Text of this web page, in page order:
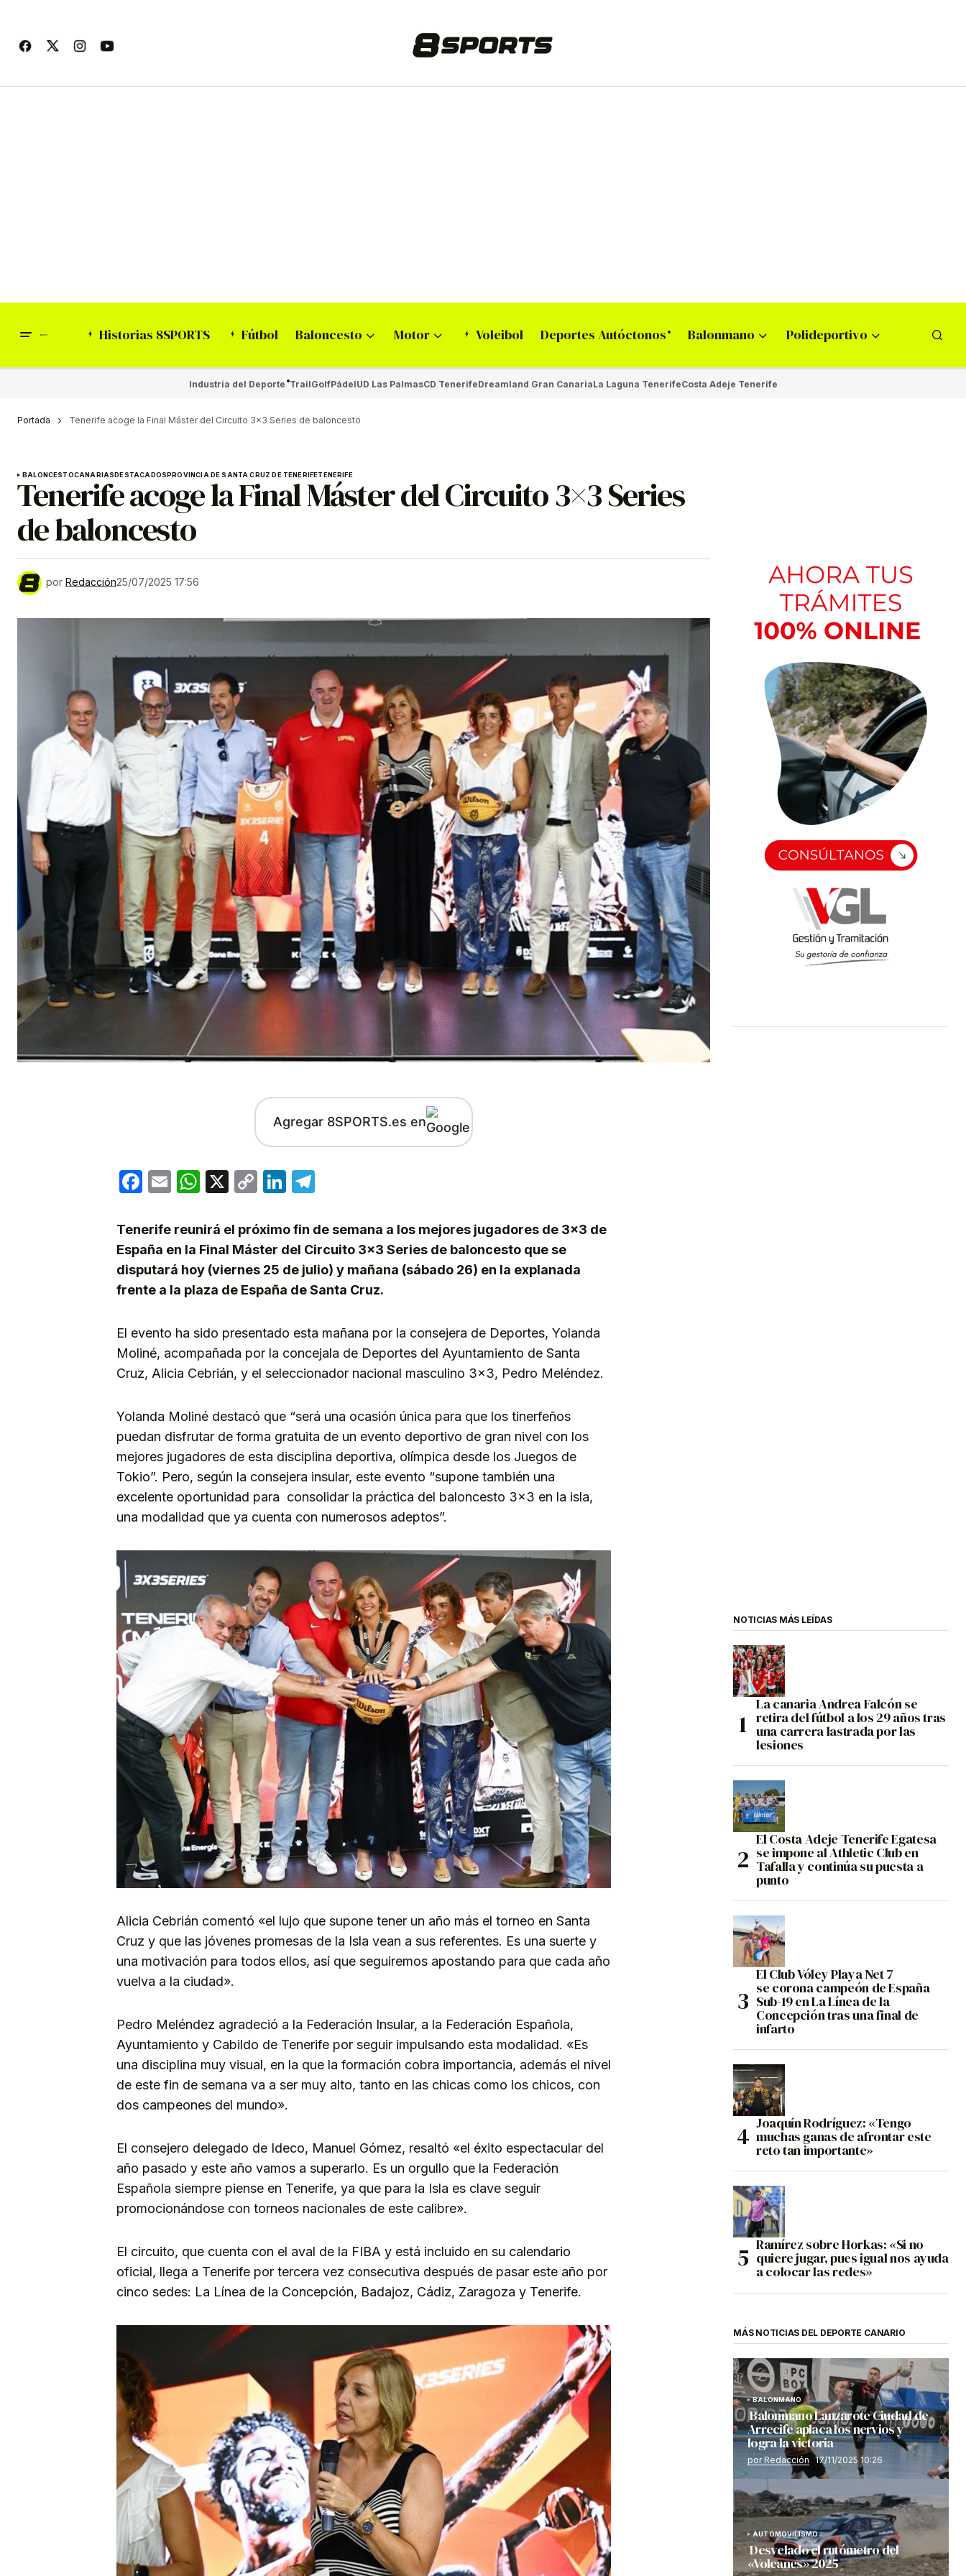
Historias 8SPORTS Fútbol Baloncesto Motor Voleibol Deportes Autóctonos Balonmano Polideportivo
Industria del Deporte TrailGolfPádelUD Las PalmasCD TenerifeDreamland Gran CanariaLa Laguna TenerifeCosta Adeje Tenerife
Portada Tenerife acoge la Final Máster del Circuito 3×3 Series de baloncesto
BALONCESTOCANARIASDESTACADOSPROVINCIA DE SANTA CRUZ DE TENERIFETENERIFE
Tenerife acoge la Final Máster del Circuito 3×3 Series
de baloncesto
por Redacción25/07/2025 17:56
Agregar 8SPORTS.es en
Facebook
EmailWhatsApp
X
CopyLinkedIn
Tenerife reunirá el próximo fin de semana a los mejores jugadores de 3×3 de
España en la Final Máster del Circuito 3×3 Series de baloncesto que se
disputará hoy (viernes 25 de julio) y mañana (sábado 26) en la explanada
frente a la plaza de España de Santa Cruz.
El evento ha sido presentado esta mañana por la consejera de Deportes, Yolanda
Moliné, acompañada por la concejala de Deportes del Ayuntamiento de Santa
Cruz, Alicia Cebrián, y el seleccionador nacional masculino 3×3, Pedro Meléndez.
Yolanda Moliné destacó que “será una ocasión única para que los tinerfeños
puedan disfrutar de forma gratuita de un evento deportivo de gran nivel con los
mejores jugadores de esta disciplina deportiva, olímpica desde los Juegos de
Tokio”. Pero, según la consejera insular, este evento “supone también una
excelente oportunidad para consolidar la práctica del baloncesto 3×3 en la isla,
una modalidad que ya cuenta con numerosos adeptos”.
Alicia Cebrián comentó «el lujo que supone tener un año más el torneo en Santa
Cruz y que las jóvenes promesas de la Isla vean a sus referentes. Es una suerte y
una motivación para todos ellos, así que seguiremos apostando para que cada año
vuelva a la ciudad».
Pedro Meléndez agradeció a la Federación Insular, a la Federación Española,
Ayuntamiento y Cabildo de Tenerife por seguir impulsando esta modalidad. «Es
una disciplina muy visual, en la que la formación cobra importancia, además el nivel
de este fin de semana va a ser muy alto, tanto en las chicas como los chicos, con
dos campeones del mundo».
El consejero delegado de Ideco, Manuel Gómez, resaltó «el éxito espectacular del
año pasado y este año vamos a superarlo. Es un orgullo que la Federación
Española siempre piense en Tenerife, ya que para la Isla es clave seguir
promocionándose con torneos nacionales de este calibre».
El circuito, que cuenta con el aval de la FIBA y está incluido en su calendario
oficial, llega a Tenerife por tercera vez consecutiva después de pasar este año por
cinco sedes: La Línea de la Concepción, Badajoz, Cádiz, Zaragoza y Tenerife.
NOTICIAS MÁS LEÍDAS
La canaria Andrea Falcón se
retira del fútbol a los 29 años tras
una carrera lastrada por las
lesiones
El Costa Adeje Tenerife Egatesa
se impone al Athletic Club en
Tafalla y continúa su puesta a
punto
El Club Vóley Playa Net 7
se corona campeón de España
Sub-19 en La Línea de la
Concepción tras una final de
infarto
Joaquín Rodríguez: «Tengo
muchas ganas de afrontar este
reto tan importante»
Ramírez sobre Horkas: «Si no
quiere jugar, pues igual nos ayuda
a colocar las redes»
MÁS NOTICIAS DEL DEPORTE CANARIO
BALONMANO
Balonmano Lanzarote Ciudad de
Arrecife aplaca los nervios y
logra la victoria
por Redacción 17/11/2025 10:26
AUTOMOVILISMO
Desvelado el rutómetro del
«Volcanes» 2025